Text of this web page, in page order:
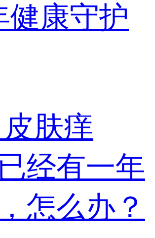
健康守护
皮肤痒
经有一年
怎么办？